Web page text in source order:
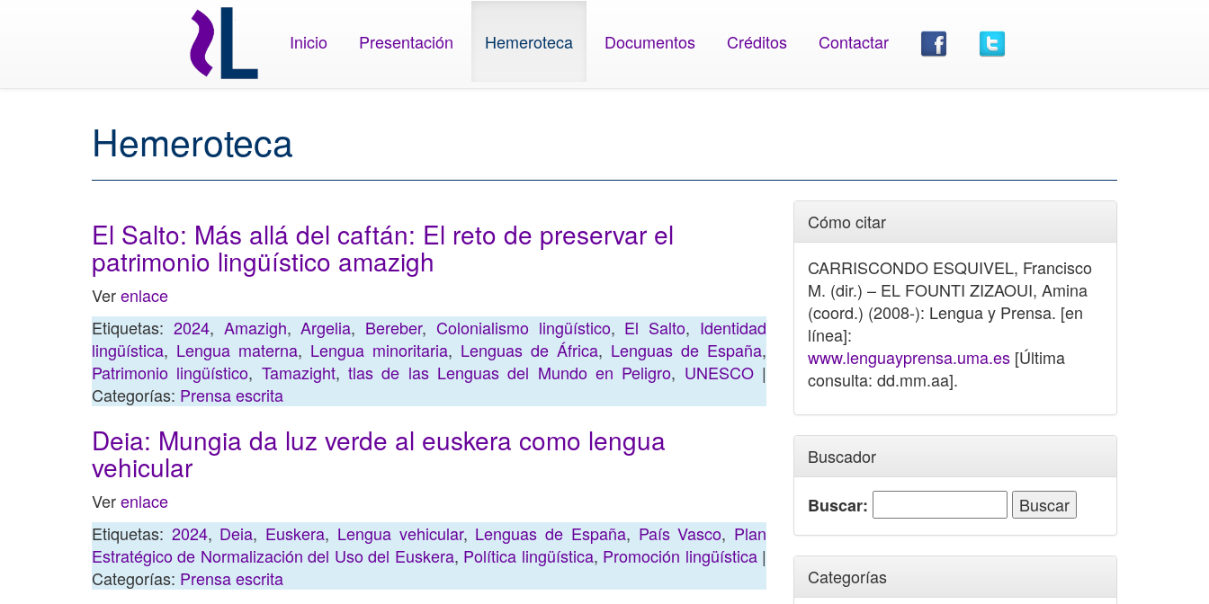
Inicio Presentación Hemeroteca Documentos Créditos Contactar
Hemeroteca
El Salto: Más allá del caftán: El reto de preservar el
patrimonio lingüístico amazigh
Verenlace
Etiquetas: 2024, Amazigh,Argelia, Bereber, Colonialismo lingüístico, El Salto, Identidad
lingüística, Lengua materna, Lengua minoritaria, Lenguas de África, Lenguas de España,
Patrimonio lingüístico, Tamazight,tlas de las Lenguas del Mundo en Peligro, UNESCO|
Categorías: Prensa escrita
Deia: Mungia da luz verde al euskera como lengua
vehicular
Verenlace
Etiquetas: 2024, Deia, Euskera, Lengua vehicular, Lenguas de España, País Vasco, Plan
Estratégico de Normalización del Uso del Euskera, Política lingüística, Promoción lingüística|
Categorías: Prensa escrita
Cómo citar
CARRISCONDO ESQUIVEL, Francisco
M. (dir.) – EL FOUNTI ZIZAOUI, Amina
(coord.) (2008-): Lengua y Prensa. [en
línea]:
www.lenguayprensa.uma.es [Última
consulta: dd.mm.aa].
Buscador
Buscar:
Categorías